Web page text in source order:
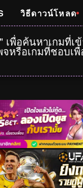
วิธีดาวน์โหลด
พื่อค้นหาเกมที่
รือเกมที่ชอบเ